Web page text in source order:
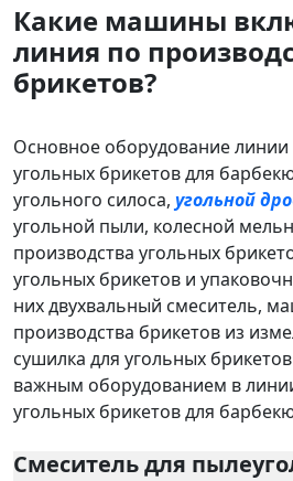
Какие машины
линия по
брикетов?
Основное оборудование линии
угольных брикетов для
угольного силоса, угольной
угольной пыли, колесной
производства угольных
угольных брикетов и
них двухвальный смеситель,
производства брикетов из
сушилка для угольных
важным оборудованием в
угольных брикетов для
Смеситель для